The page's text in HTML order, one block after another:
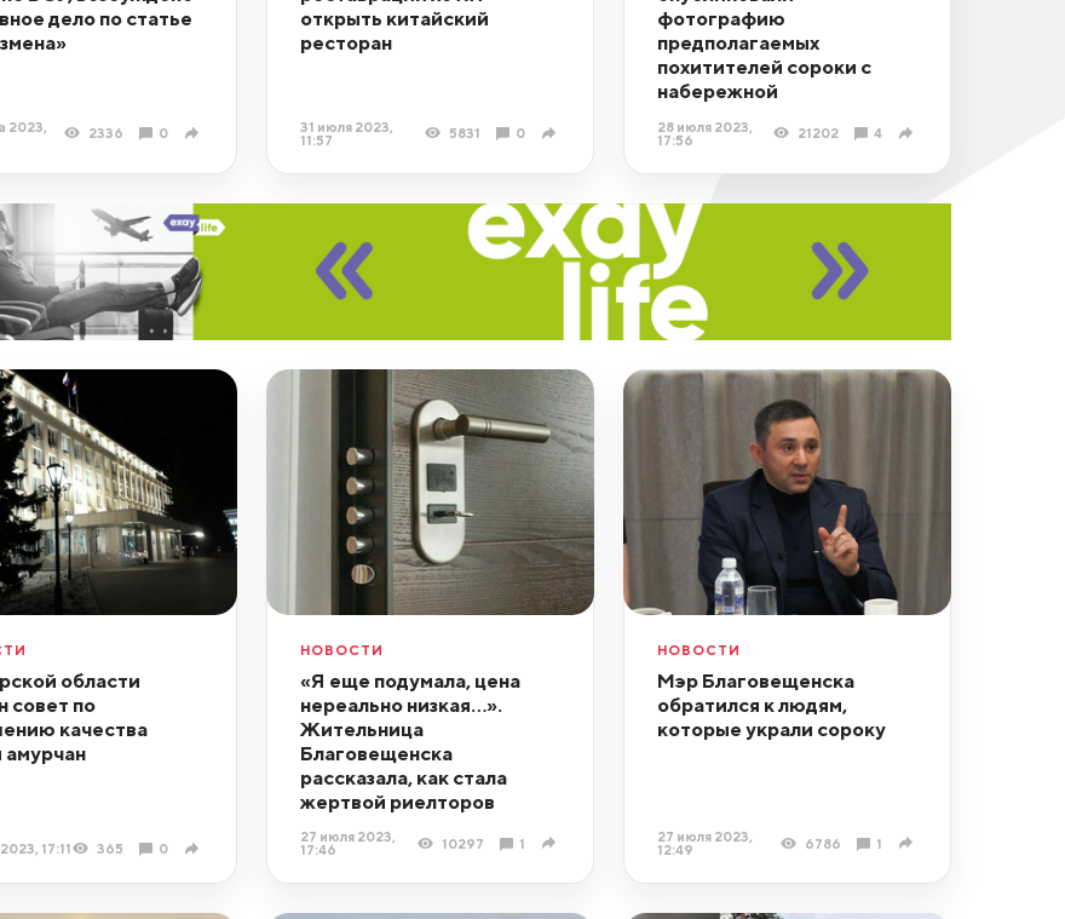
дело по статье
2023,
2336 0
открыть китайский
ресторан
31 июля 2023,
11:57
5831 0
фотографию
предполагаемых
похитителей сороки с
набережной
28 июля 2023,
17:56
21202 4
области
совет по
качества
амурчан
17:11 365 0
НОВОСТИ
«Я еще подумала, цена
нереально низкая…».
Жительница
Благовещенска
рассказала, как стала
жертвой риелторов
27 июля 2023,
17:46
10297 1
НОВОСТИ
Мэр Благовещенска
обратился к людям,
которые украли сороку
27 июля 2023,
12:49
6786 1